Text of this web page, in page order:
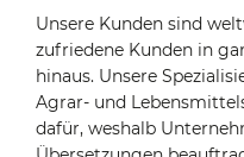
Unsere Kunden sind
zufriedene Kunden in
hinaus. Unsere
Agrar- und
dafür, weshalb